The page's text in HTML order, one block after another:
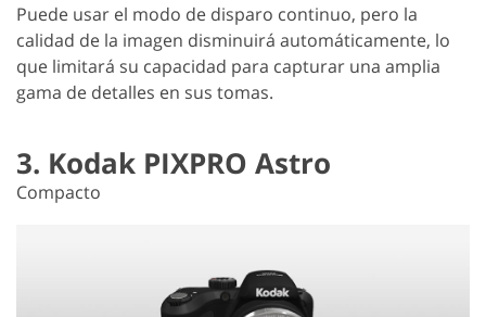
Puede usar el modo de disparo continuo, pero la
calidad de la imagen disminuirá automáticamente, lo
que limitará su capacidad para capturar una amplia
gama de detalles en sus tomas.
3. Kodak PIXPRO Astro
Compacto